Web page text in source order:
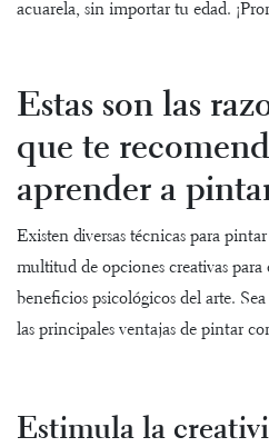
acuarela, sin importar tu edad.
Estas son las
que te
aprender a
Existen diversas técnicas para
multitud de opciones creativas para
beneficios psicológicos del arte.
las principales ventajas de pintar
Estimula la